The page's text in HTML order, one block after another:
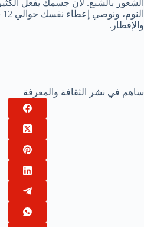
الشعور بالشبع. لأن جسمك يفعل
والإفطار.
ساهم في نشر الثقافة والمعرفة